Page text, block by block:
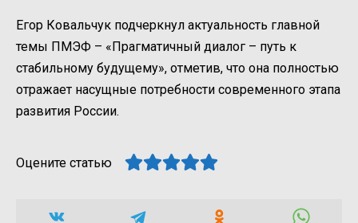
Егор Ковальчук подчеркнул актуальность главной
темы ПМЭФ – «Прагматичный диалог – путь к
стабильному будущему», отметив, что она полностью
отражает насущные потребности современного этапа
развития России.
Оцените статью